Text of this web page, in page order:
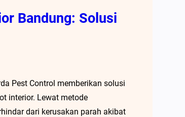
Bandung: Solusi
Pest Control memberikan solusi
interior. Lewat metode
dari kerusakan parah akibat